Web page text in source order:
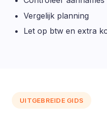
Vergelijk planning
Let op btw en extra
UITGEBREIDE GIDS